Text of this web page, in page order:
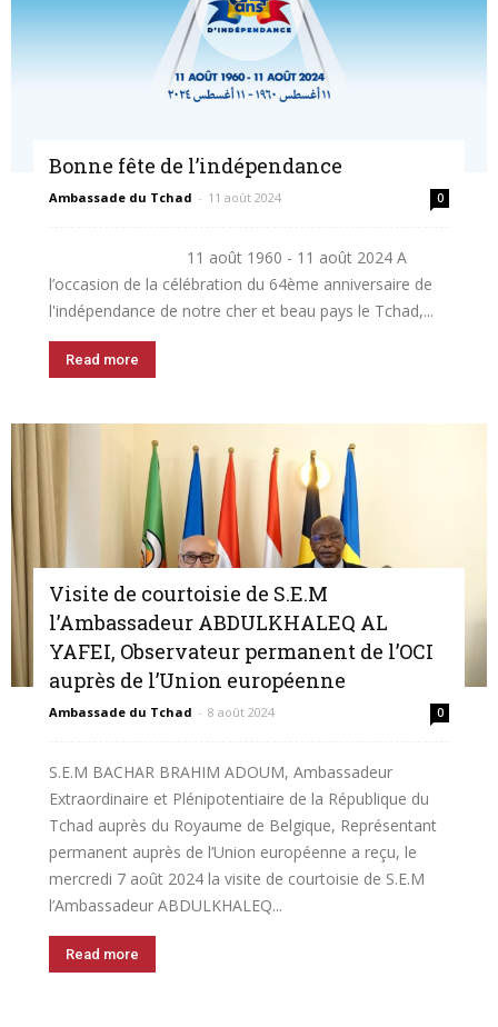
Bonne fête de l’indépendance
Ambassade du Tchad - 11 août 2024 0
11 août 1960 - 11 août 2024 A
l’occasion de la célébration du 64ème anniversaire de
l'indépendance de notre cher et beau pays le Tchad,...
Read more
Visite de courtoisie de S.E.M
l’Ambassadeur ABDULKHALEQ AL
YAFEI, Observateur permanent de l’OCI
auprès de l’Union européenne
Ambassade du Tchad - 8 août 2024 0
S.E.M BACHAR BRAHIM ADOUM, Ambassadeur
Extraordinaire et Plénipotentiaire de la République du
Tchad auprès du Royaume de Belgique, Représentant
permanent auprès de l’Union européenne a reçu, le
mercredi 7 août 2024 la visite de courtoisie de S.E.M
l’Ambassadeur ABDULKHALEQ...
Read more